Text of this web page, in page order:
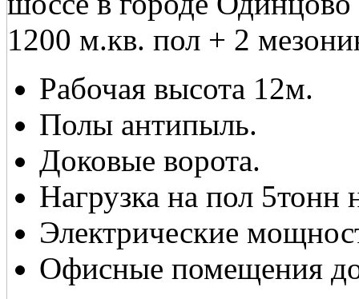
1200 м.кв. пол + 2
Рабочая высота 12м.
Полы антипыль.
Доковые ворота.
Нагрузка на пол 5тонн
Электрические
Офисные помещения